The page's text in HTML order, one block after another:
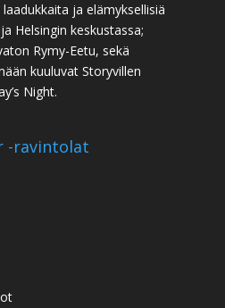
ja elämyksellisiä
Helsingin keskustassa;
Rymy-Eetu, sekä
kuuluvat Storyvillen
Night.
-ravintolat